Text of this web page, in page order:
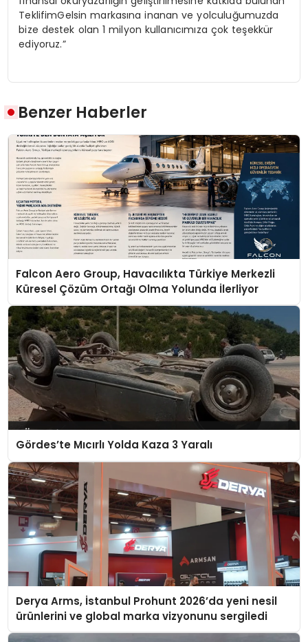
TeklifimGelsin markasına inanan ve yolculuğumuzda
bize destek olan 1 milyon kullanıcımıza çok teşekkür
ediyoruz.”
Benzer Haberler
Falcon Aero Group, Havacılıkta Türkiye Merkezli
Küresel Çözüm Ortağı Olma Yolunda İlerliyor
Gördes’te Mıcırlı Yolda Kaza 3 Yaralı
Derya Arms, İstanbul Prohunt 2026’da yeni nesil
ürünlerini ve global marka vizyonunu sergiledi